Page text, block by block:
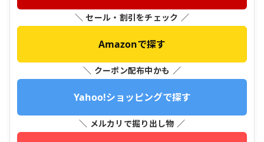
＼ セール・割引をチェック ／
Amazonで探す
＼ クーポン配布中かも ／
Yahoo!ショッピングで探す
＼ メルカリで掘り出し物 ／